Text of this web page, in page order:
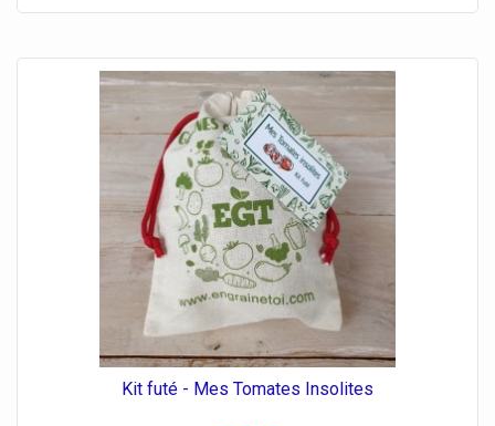
Kit futé - Mes Tomates Insolites